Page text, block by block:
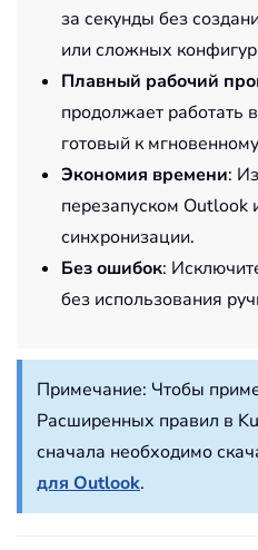
за секунды без
или сложных
Плавный рабочий
продолжает
готовый к
Экономия времени:
перезапуском Outlook
синхронизации.
Без ошибок:
без использования
Примечание: Чтобы
Расширенных правил в
сначала необходимо
для Outlook.